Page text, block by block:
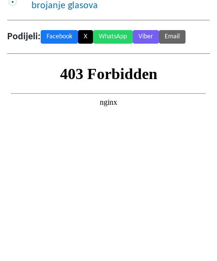
brojanje glasova
Podijeli: Facebook X WhatsApp Viber Email